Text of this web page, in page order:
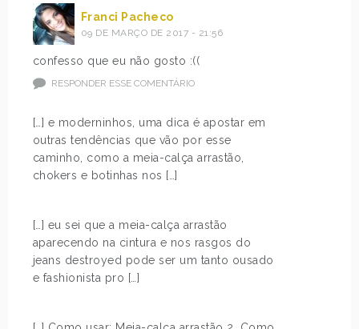
Franci Pacheco
09 DE MARÇO DE 2017 - 21:56
confesso que eu não gosto :((
RESPONDER ESSE COMENTÁRIO
[…] e moderninhos, uma dica é apostar em
outras tendências que vão por esse
caminho, como a meia-calça arrastão,
chokers e botinhas nos […]
[…] eu sei que a meia-calça arrastão
aparecendo na cintura e nos rasgos do
jeans destroyed pode ser um tanto ousado
e fashionista pro […]